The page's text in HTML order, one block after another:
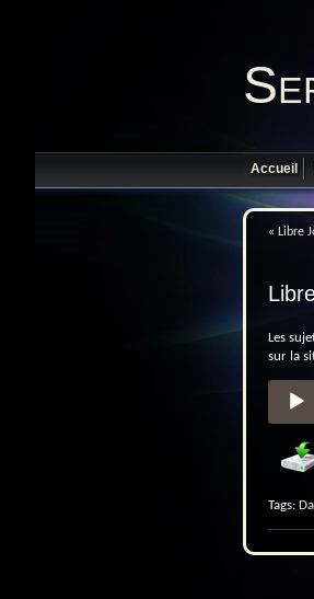
Accueil
« Libre
Les
sur la
Lecteur
audio
Tags: